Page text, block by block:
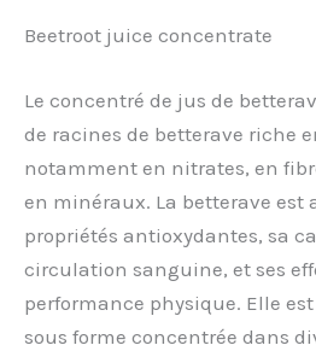
Beetroot juice concentrate
Le concentré de jus de
de racines de betterave riche
notamment en nitrates, en
en minéraux. La betterave est
propriétés antioxydantes, sa
circulation sanguine, et ses
performance physique. Elle
sous forme concentrée dans